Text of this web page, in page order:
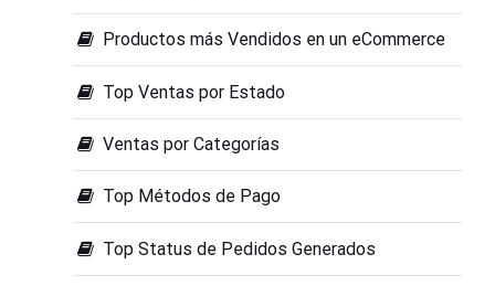
Productos más Vendidos en un eCommerce
Top Ventas por Estado
Ventas por Categorías
Top Métodos de Pago
Top Status de Pedidos Generados